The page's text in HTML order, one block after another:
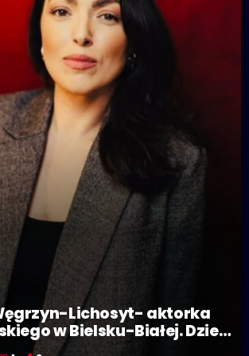
Lichosyt- aktorka
w Bielsku-Białej. Dzieje
Stolicy Kultury!